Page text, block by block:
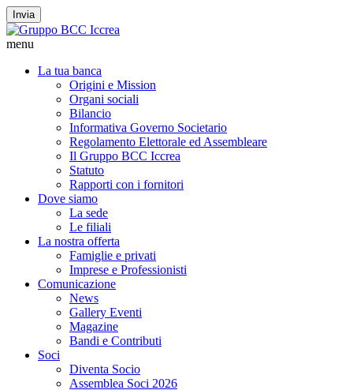
Invia
menu
La tua banca
Origini e Mission
Organi sociali
Bilancio
Informativa Governo Societario
Regolamento Elettorale ed Assembleare
Il Gruppo BCC Iccrea
Statuto
Rapporti con i fornitori
Dove siamo
La sede
Le filiali
La nostra offerta
Famiglie e privati
Imprese e Professionisti
Comunicazione
News
Gallery Eventi
Magazine
Bandi e Contributi
Soci
Diventa Socio
Assemblea Soci 2026